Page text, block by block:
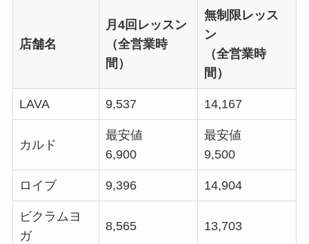
店舗名
月4回レッスン
（全営業時
間）
無制限レッス
ン
（全営業時
間）
LAVA 9,537 14,167
カルド
最安値
6,900
最安値
9,500
ロイブ 9,396 14,904
ビクラムヨ
ガ
8,565 13,703